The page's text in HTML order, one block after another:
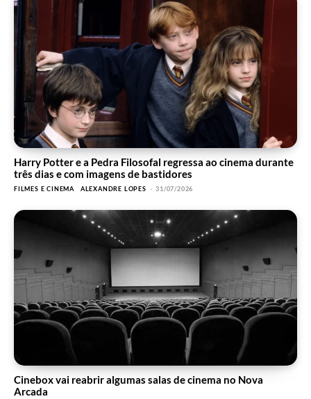
Harry Potter e a Pedra Filosofal regressa ao cinema durante
três dias e com imagens de bastidores
FILMES E CINEMA ALEXANDRE LOPES - 31/07/2026
Cinebox vai reabrir algumas salas de cinema no Nova
Arcada